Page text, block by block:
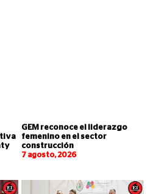
GEM reconoce el liderazgo
femenino en el sector
construcción
7 agosto, 2026